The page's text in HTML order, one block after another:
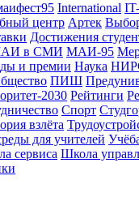
International
центр Артек
Достижения
в СМИ МАИ-95
и премии Наука
ПИШ
2030 Рейтинги
Спорт
взлёта
для учителей
сервиса Школа